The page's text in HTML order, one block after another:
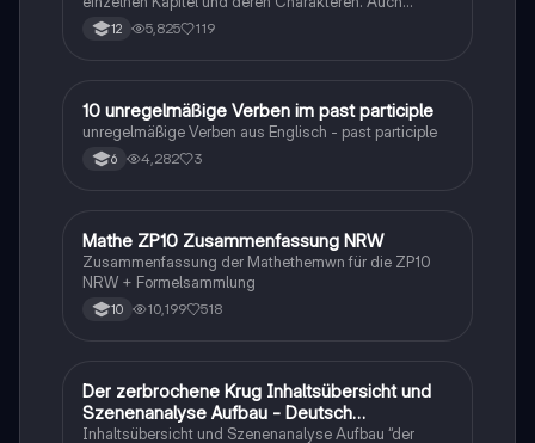
tabellarisch. Im Unterricht ohne KI erstellt
12 5,825 119
1 Englisch
10 unregelmäßige Verben im past participle
unregelmäßige Verben aus Englisch - past participle
6 4,282 3
Mathe
Mathe ZP10 Zusammenfassung NRW
Zusammenfassung der Mathethemwn für die ZP10
NRW + Formelsammlung
10 10,199 518
Deutsch
Der zerbrochene Krug Inhaltsübersicht und
Szenenanalyse Aufbau - Deutsch
Q1/Q2/Abitur
Inhaltsübersicht und Szenenanalyse Aufbau “der